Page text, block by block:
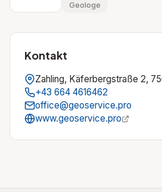
Geologe
Kontakt
Zahling, Käferbergstraße 2,
+43 664 4616462
office@geoservice.pro
www.geoservice.pro